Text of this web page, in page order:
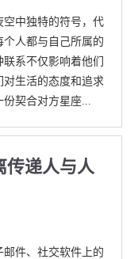
中独特的符号，代
人都与自己所属的
系不仅影响着他们
对生活的态度和追求
份契合对方星座...
传递人与人
件、社交软件上的